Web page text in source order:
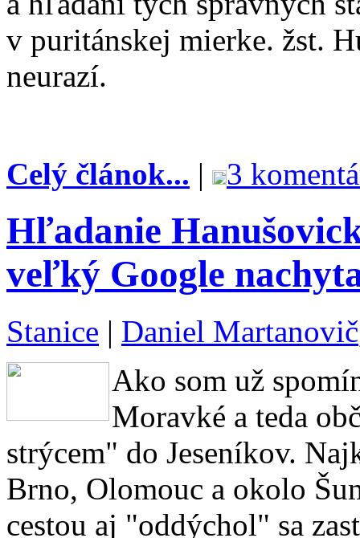
v puritánskej mierke. žst.
neurazí.
Celý článok... | 3
Hľadanie
veľký Google
Stanice | Daniel Martanovič
Ako som už
Moravké a teda
strýcem" do Jeseníkov.
Brno, Olomouc a okolo
cestou aj "oddýchol" sa